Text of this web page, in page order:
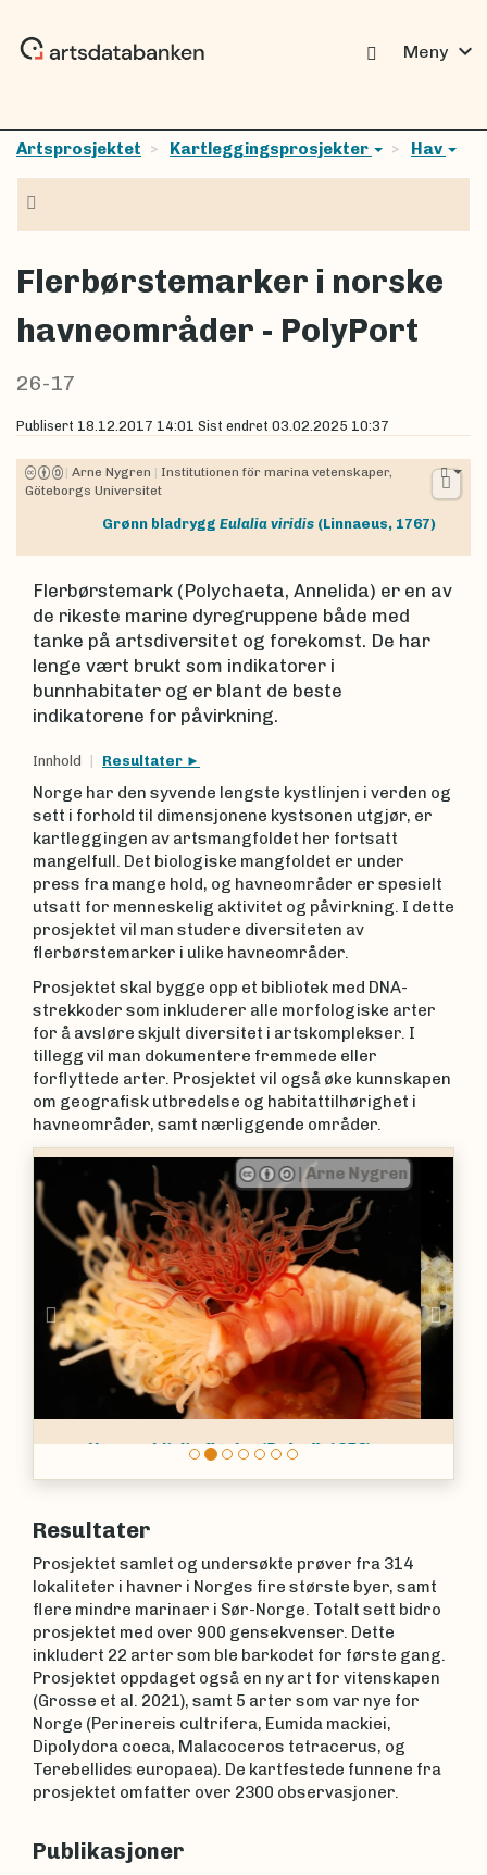
Meny expand_more
Artsprosjektet Kartleggingsprosjekter Hav
Flerbørstemarker i norske
havneområder - PolyPort
26-17
Publisert 18.12.2017 14:01 Sist endret 03.02.2025 10:37
| Arne Nygren | Institutionen för marina vetenskaper,
Göteborgs Universitet
Grønn bladrygg Eulalia viridis (Linnaeus, 1767)
Flerbørstemark (Polychaeta, Annelida) er en av
de rikeste marine dyregruppene både med
tanke på artsdiversitet og forekomst. De har
lenge vært brukt som indikatorer i
bunnhabitater og er blant de beste
indikatorene for påvirkning.
Innhold Resultater
Norge har den syvende lengste kystlinjen i verden og
sett i forhold til dimensjonene kystsonen utgjør, er
kartleggingen av artsmangfoldet her fortsatt
mangelfull. Det biologiske mangfoldet er under
press fra mange hold, og havneområder er spesielt
utsatt for menneskelig aktivitet og påvirkning. I dette
prosjektet vil man studere diversiteten av
flerbørstemarker i ulike havneområder.
Prosjektet skal bygge opp et bibliotek med DNA-
strekkoder som inkluderer alle morfologiske arter
for å avsløre skjult diversitet i artskomplekser. I
tillegg vil man dokumentere fremmede eller
forflyttede arter. Prosjektet vil også øke kunnskapen
om geografisk utbredelse og habitattilhørighet i
havneområder, samt nærliggende områder.
|Arne Nygren
Flekket bladryggPhyllodoce maculata
Previous
Resultater
Prosjektet samlet og undersøkte prøver fra 314
lokaliteter i havner i Norges fire største byer, samt
flere mindre marinaer i Sør-Norge. Totalt sett bidro
prosjektet med over 900 gensekvenser. Dette
inkludert 22 arter som ble barkodet for første gang.
Prosjektet oppdaget også en ny art for vitenskapen
(Grosse et al. 2021), samt 5 arter som var nye for
Norge (Perinereis cultrifera, Eumida mackiei,
Dipolydora coeca, Malacoceros tetracerus, og
Terebellides europaea). De kartfestede funnene fra
prosjektet omfatter over 2300 observasjoner.
Publikasjoner